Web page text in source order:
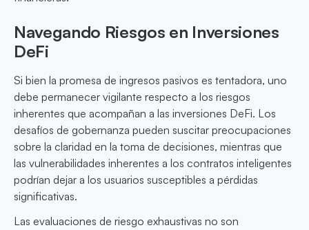
Navegando Riesgos en Inversiones
DeFi
Si bien la promesa de ingresos pasivos es tentadora, uno
debe permanecer vigilante respecto a los riesgos
inherentes que acompañan a las inversiones DeFi. Los
desafíos de gobernanza pueden suscitar preocupaciones
sobre la claridad en la toma de decisiones, mientras que
las vulnerabilidades inherentes a los contratos inteligentes
podrían dejar a los usuarios susceptibles a pérdidas
significativas.
Las evaluaciones de riesgo exhaustivas no son